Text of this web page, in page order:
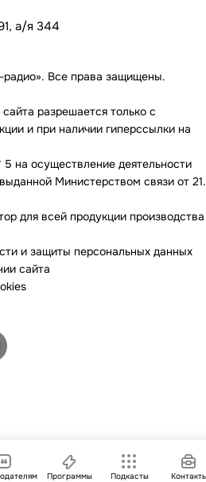
а/я 344
Все права защищены.
разрешается только с
и при наличии гиперссылки на
на осуществление деятельности
Министерством связи от 21.
для всей продукции производства
и защиты персональных данных
сайта
Программы Подкасты